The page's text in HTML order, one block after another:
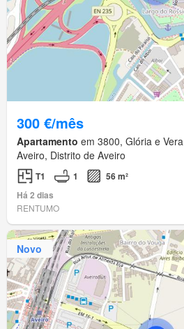
300 €/mês
Apartamento em 3800, Glória e
Aveiro, Distrito de Aveiro
T1 1
56 m²
Há 2 dias
RENTUMO
Novo